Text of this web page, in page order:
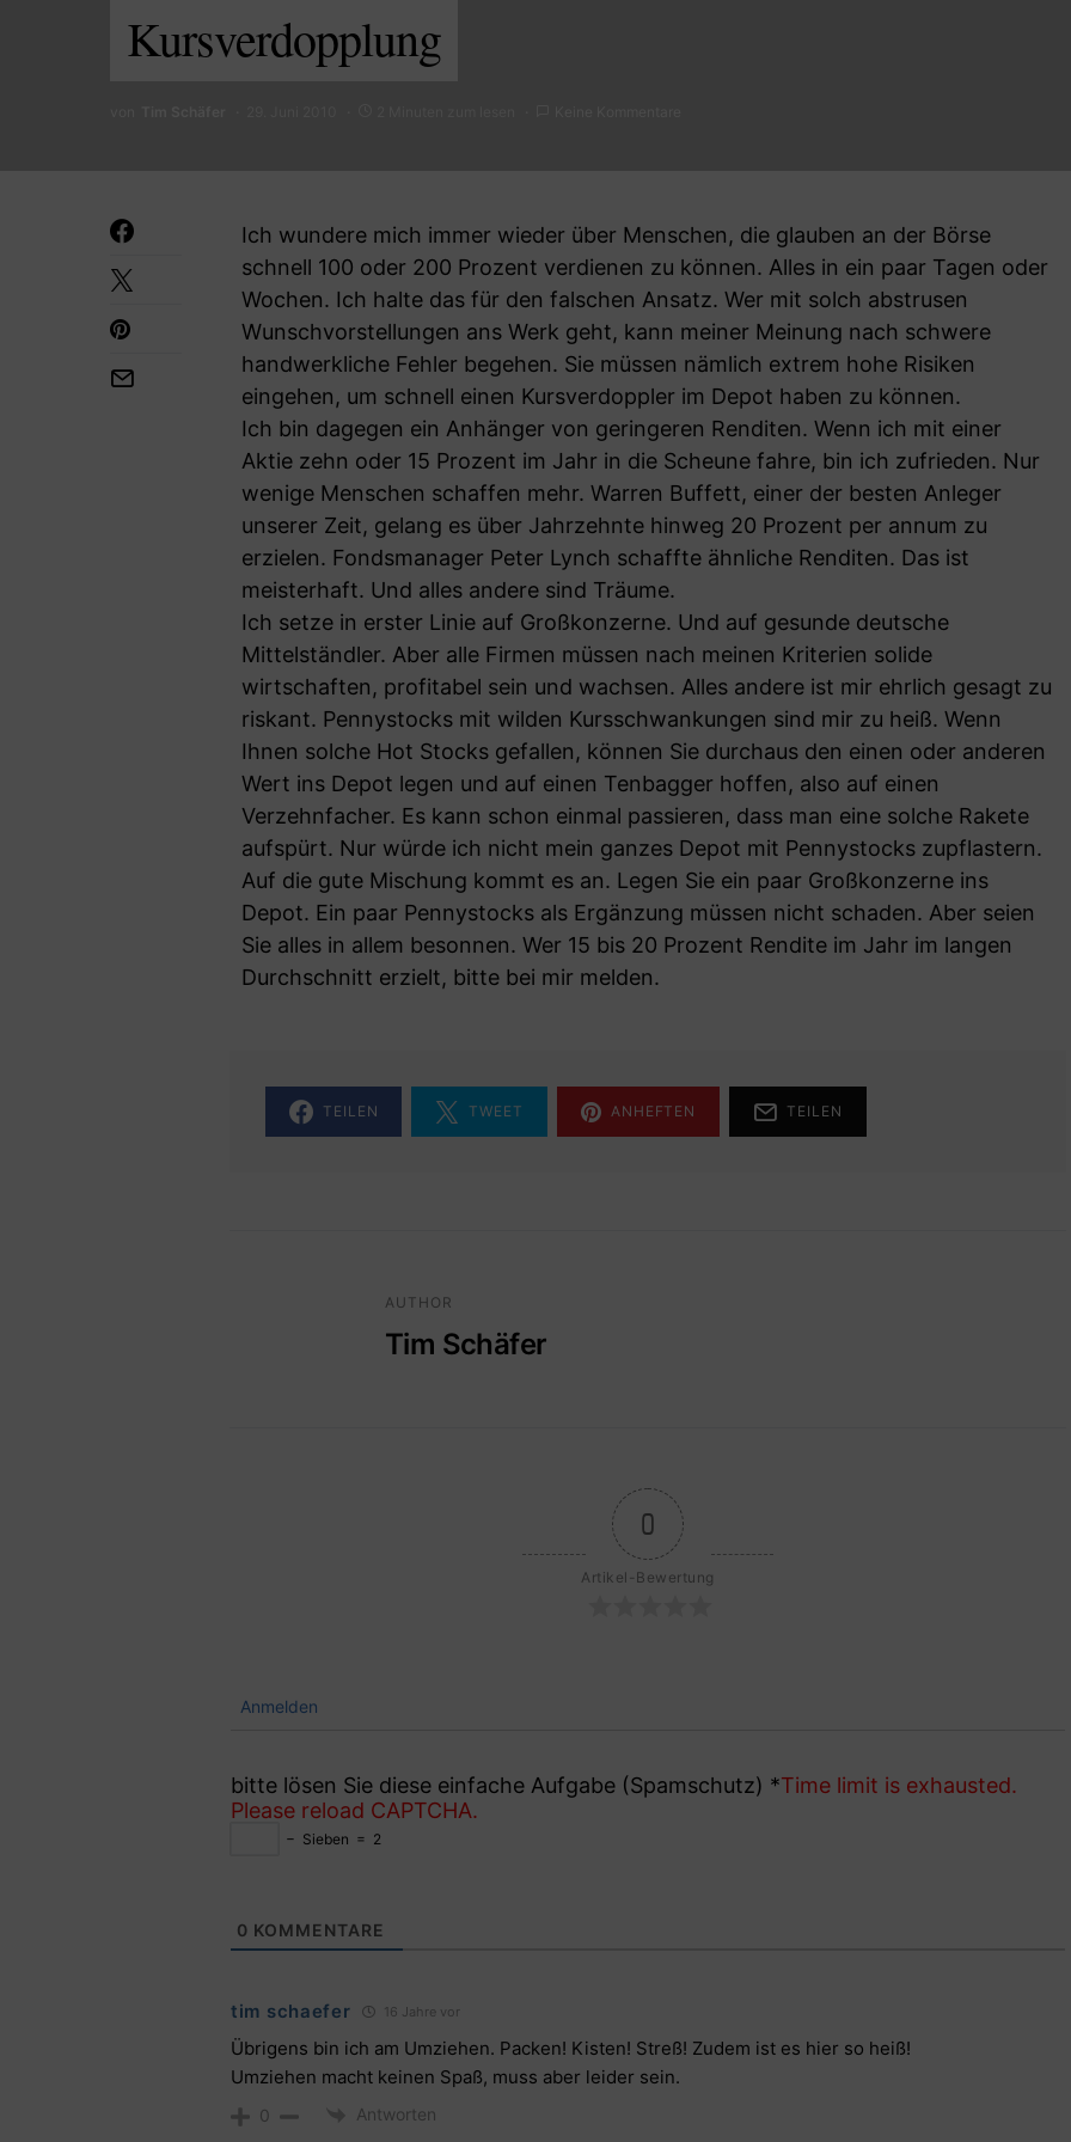
Kursverdopplung
Ich wundere mich immer wieder über Menschen, die glauben an der Börse
schnell 100 oder 200 Prozent verdienen zu können. Alles in ein paar Tagen oder
Wochen. Ich halte das für den falschen Ansatz. Wer mit solch abstrusen
Wunschvorstellungen ans Werk geht, kann meiner Meinung nach schwere
handwerkliche Fehler begehen. Sie müssen nämlich extrem hohe Risiken
eingehen, um schnell einen Kursverdoppler im Depot haben zu können.
Ich bin dagegen ein Anhänger von geringeren Renditen. Wenn ich mit einer
Aktie zehn oder 15 Prozent im Jahr in die Scheune fahre, bin ich zufrieden. Nur
wenige Menschen schaffen mehr. Warren Buffett, einer der besten Anleger
unserer Zeit, gelang es über Jahrzehnte hinweg 20 Prozent per annum zu
erzielen. Fondsmanager Peter Lynch schaffte ähnliche Renditen. Das ist
meisterhaft. Und alles andere sind Träume.
Ich setze in erster Linie auf Großkonzerne. Und auf gesunde deutsche
Mittelständler. Aber alle Firmen müssen nach meinen Kriterien solide
wirtschaften, profitabel sein und wachsen. Alles andere ist mir ehrlich gesagt zu
riskant. Pennystocks mit wilden Kursschwankungen sind mir zu heiß. Wenn
Ihnen solche Hot Stocks gefallen, können Sie durchaus den einen oder anderen
Wert ins Depot legen und auf einen Tenbagger hoffen, also auf einen
Verzehnfacher. Es kann schon einmal passieren, dass man eine solche Rakete
aufspürt. Nur würde ich nicht mein ganzes Depot mit Pennystocks zupflastern.
Auf die gute Mischung kommt es an. Legen Sie ein paar Großkonzerne ins
Depot. Ein paar Pennystocks als Ergänzung müssen nicht schaden. Aber seien
Sie alles in allem besonnen. Wer 15 bis 20 Prozent Rendite im Jahr im langen
Durchschnitt erzielt, bitte bei mir melden.
TEILEN TWEET ANHEFTEN TEILEN
AUTHOR
Tim Schäfer
0
Artikel-Bewertung
Anmelden
bitte lösen Sie diese einfache Aufgabe (Spamschutz) *Time limit is exhausted.
Please reload CAPTCHA.
− Sieben = 2
0 KOMMENTARE
tim schaefer 16 Jahre vor
Übrigens bin ich am Umziehen. Packen! Kisten! Streß! Zudem ist es hier so heiß!
Umziehen macht keinen Spaß, muss aber leider sein.
0 Antworten